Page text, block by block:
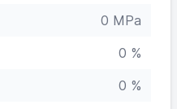
0 MPa
0 %
0 %